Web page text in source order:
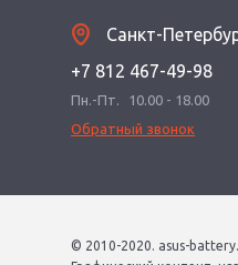
Санкт-
+7 812 467-49-98
Пн.-Пт.
10.00 - 18.00
Обратный звонок
© 2010-2020. asus-